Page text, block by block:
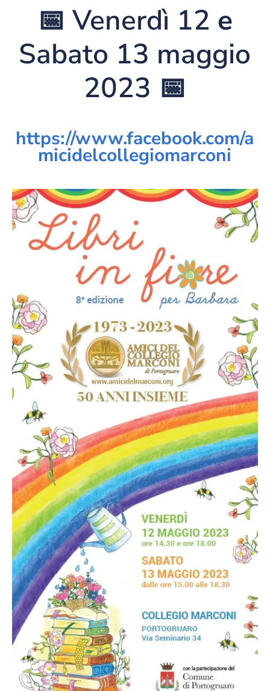
📅 Venerdì 12 e
Sabato 13 maggio
2023 📅
https://www.facebook.com/a
micidelcollegiomarconi